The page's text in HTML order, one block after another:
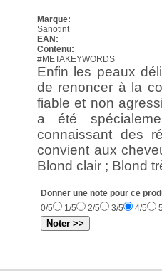
Marque:
Sanotint
EAN:
Contenu:
#METAKEYWORDS
Enfin les peaux
de renoncer à la
fiable et non
a été
connaissant des
convient aux
Blond clair ; Blond
Donner une note pour ce
0/5
1/5 2/5 3/5 4/5
Noter >>